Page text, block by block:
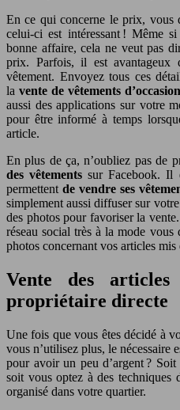
En ce qui concerne le prix, vous
celui-ci est intéressant ! Même
bonne affaire, cela ne veut pas
prix. Parfois, il est avantageux
vêtement. Envoyez tous ces
la vente de vêtements
aussi des applications sur votre
pour être informé à temps
article.
En plus de ça, n’oubliez pas de
des vêtementssur Facebook. Il
permettent de vendre ses
simplement aussi diffuser sur
des photos pour favoriser la
réseau social très à la mode
photos concernant vos articles mis
Vente des articles
propriétaire directe
Une fois que vous êtes décidé à
vous n’utilisez plus, le nécessaire
pour avoir un peu d’argent ?
soit vous optez à des techniques
organisé dans votre quartier.